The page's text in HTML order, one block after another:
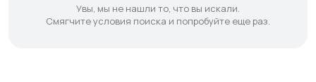
Увы, мы не нашли то, что вы искали.
Смягчите условия поиска и попробуйте еще раз.